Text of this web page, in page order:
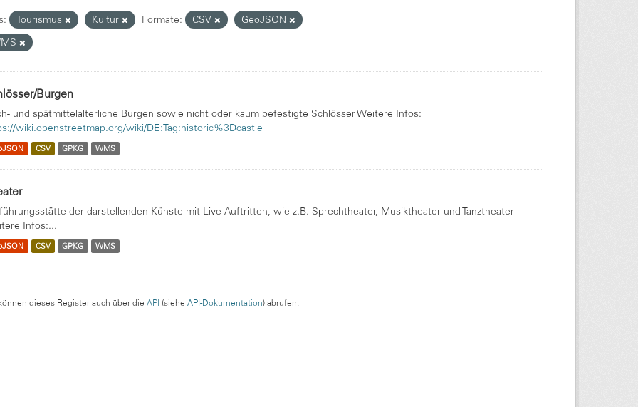
Tourismus Kultur Formate: CSV
GeoJSON
Burgen
und spätmittelalterliche Burgen sowie nicht oder kaum befestigte Schlösser Weitere Infos:
wiki.openstreetmap.org/wiki/DE:Tag:historic%3Dcastle
CSV GPKG WMS
der darstellenden Künste mit Live-Auftritten, wie z.B. Sprechtheater, Musiktheater und Tanztheater
Infos:...
CSV GPKG WMS
dieses Register auch über die API (siehe API-Dokumentation) abrufen.